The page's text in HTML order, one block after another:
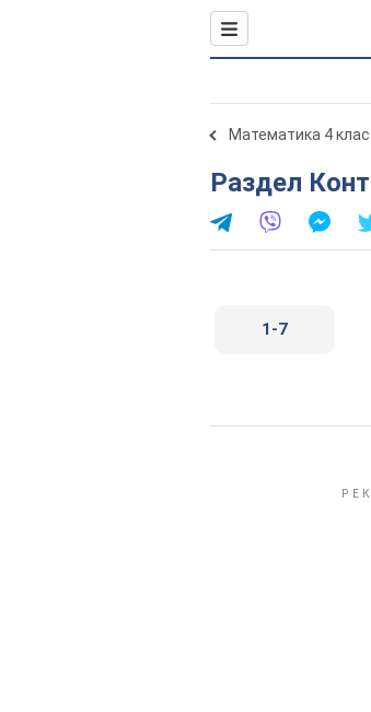
Математика 4
Раздел
1-7